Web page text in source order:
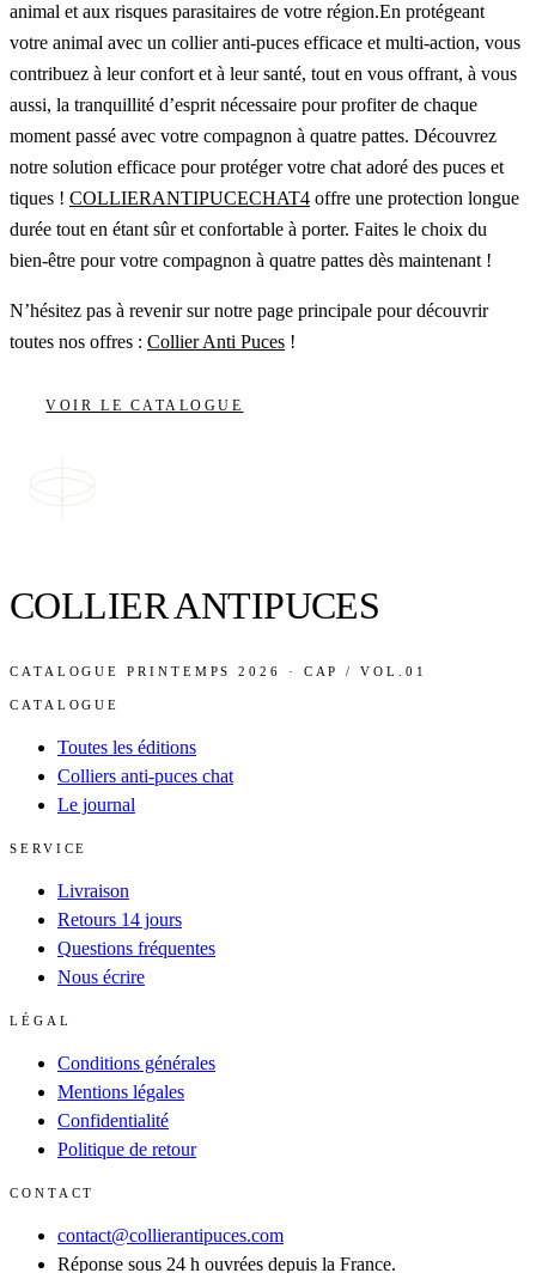
animal et aux risques parasitaires de votre région.En protégeant
votre animal avec un collier anti-puces efficace et multi-action, vous
contribuez à leur confort et à leur santé, tout en vous offrant, à vous
aussi, la tranquillité d’esprit nécessaire pour profiter de chaque
moment passé avec votre compagnon à quatre pattes. Découvrez
notre solution efficace pour protéger votre chat adoré des puces et
tiques ! COLLIERANTIPUCECHAT4 offre une protection longue
durée tout en étant sûr et confortable à porter. Faites le choix du
bien-être pour votre compagnon à quatre pattes dès maintenant !
N’hésitez pas à revenir sur notre page principale pour découvrir
toutes nos offres : Collier Anti Puces !
VOIR LE CATALOGUE
COLLIER ANTIPUCES
CATALOGUE PRINTEMPS 2026 · CAP / VOL.01
CATALOGUE
Toutes les éditions
Colliers anti-puces chat
Le journal
SERVICE
Livraison
Retours 14 jours
Questions fréquentes
Nous écrire
LÉGAL
Conditions générales
Mentions légales
Confidentialité
Politique de retour
CONTACT
contact@collierantipuces.com
Réponse sous 24 h ouvrées depuis la France.